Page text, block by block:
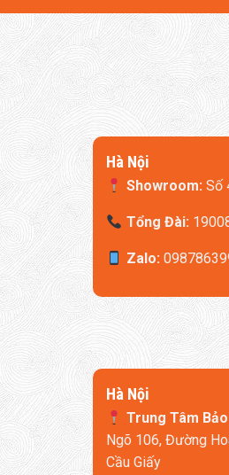
Hà Nội
Showroom:Số
Tổng Đài:
Zalo:
​Hà Nội
Trung Tâm
Ngõ 106, Đường
Cầu Giấy